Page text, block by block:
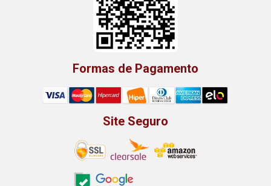
Formas de Pagamento
Site Seguro